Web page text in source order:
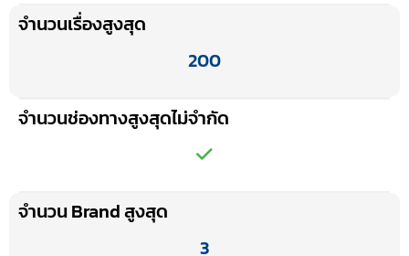
จำนวนเรื่องสูงสุด
200
จำนวนช่องทางสูงสุดไม่จำกัด
จำนวน Brand สูงสุด
3